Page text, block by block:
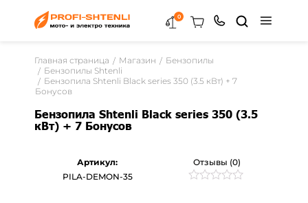
0
Главная страница Магазин
Бензопилы
Бензопилы Shtenli
Бензопила Shtenli Black series 350 (3.5 кВт) + 7
Бонусов
Бензопила Shtenli Black series 350 (3.5
кВт) + 7 Бонусов
Отзывы (0)
Артикул:
PILA-DEMON-35